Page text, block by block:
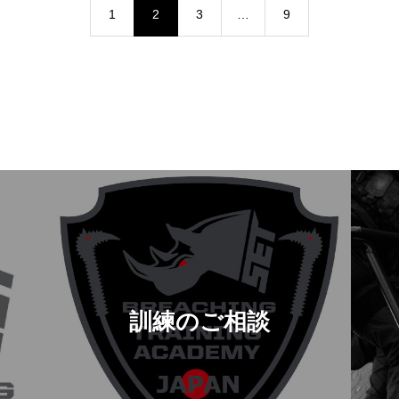
1 2 3 … 9
訓練のご相談